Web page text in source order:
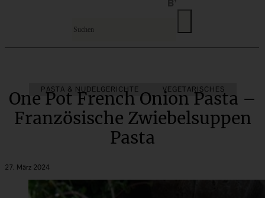
FIX AUF DEM TISCH ONE-POT-GERICHTE
PASTA & NUDELGERICHTE VEGETARISCHES
One Pot French Onion Pasta –
Französische Zwiebelsuppen
Pasta
27. März 2024